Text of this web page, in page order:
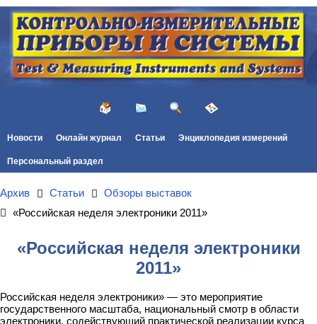
Новости Онлайн журнал Статьи Энциклопедия измерений
Персональный раздел
Архив Статьи
Обзоры выставок
«Российская неделя электроники 2011»
«Российская неделя электроники
2011»
Российская неделя электроники» — это мероприятие
государственного масштаба, национальный смотр в области
электроники, содействующий практической реализации курса